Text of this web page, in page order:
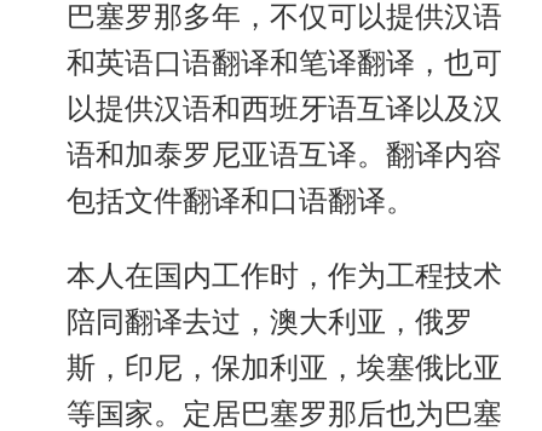
巴塞罗那多年，不仅可以提供汉语
和英语口语翻译和笔译翻译，也可
以提供汉语和西班牙语互译以及汉
语和加泰罗尼亚语互译。翻译内容
包括文件翻译和口语翻译。
本人在国内工作时，作为工程技术
陪同翻译去过，澳大利亚，俄罗
斯，印尼，保加利亚，埃塞俄比亚
等国家。定居巴塞罗那后也为巴塞